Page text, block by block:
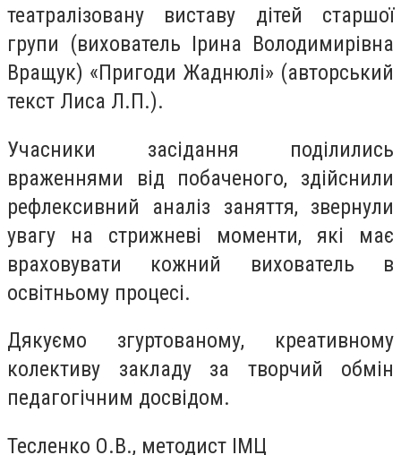
театралізовану виставу дітей старшої
групи (вихователь Ірина Володимирівна
Вращук) «Пригоди Жаднюлі» (авторський
текст Лиса Л.П.).
Учасники засідання поділились
враженнями від побаченого, здійснили
рефлексивний аналіз заняття, звернули
увагу на стрижневі моменти, які має
враховувати кожний вихователь в
освітньому процесі.
Дякуємо згуртованому, креативному
колективу закладу за творчий обмін
педагогічним досвідом.
Тесленко О.В., методист ІМЦ